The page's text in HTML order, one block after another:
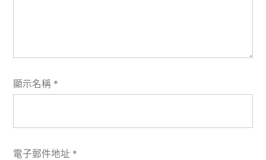
顯示名稱 *
電子郵件地址 *